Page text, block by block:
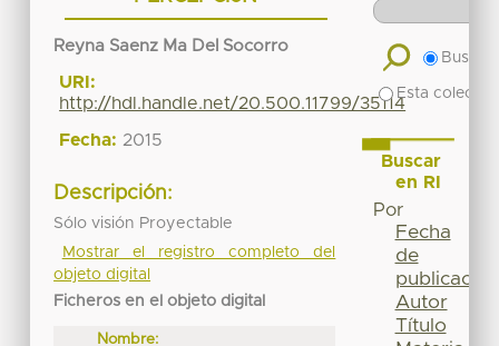
Reyna Saenz Ma Del Socorro
URI:
http://hdl.handle.net/20.500.11799/35114
Fecha: 2015
Descripción:
Sólo visión Proyectable
Mostrar el registro completo del
objeto digital
Ficheros en el objeto digital
Nombre:
Buscar
Esta
Buscar
en RI
Por
Fecha
de
publicación
Autor
Título